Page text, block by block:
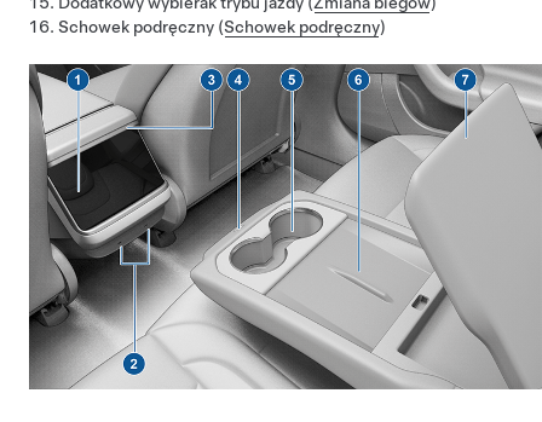
Schowek podręczny (Schowek podręczny)